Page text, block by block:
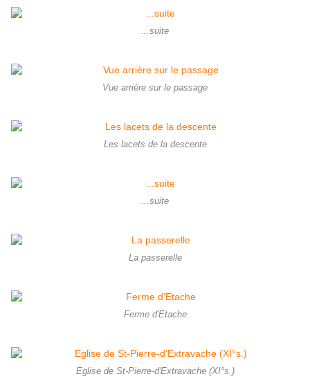
...suite
Vue arrière sur le passage
Les lacets de la descente
...suite
La passerelle
Ferme d'Etache
Eglise de St-Pierre-d'Extravache (XI°s.)